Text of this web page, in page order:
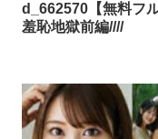
d_662570【無料フル漫
羞恥地獄前編////